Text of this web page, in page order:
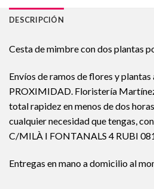
DESCRIPCIÓN
Cesta de mimbre con dos plantas
Envíos de ramos de flores y
PROXIMIDAD. Floristería
total rapidez en menos de dos
cualquier necesidad que tengas,
C/MILÀ I FONTANALS 4 RUBI
Entregas en mano a domicilio al